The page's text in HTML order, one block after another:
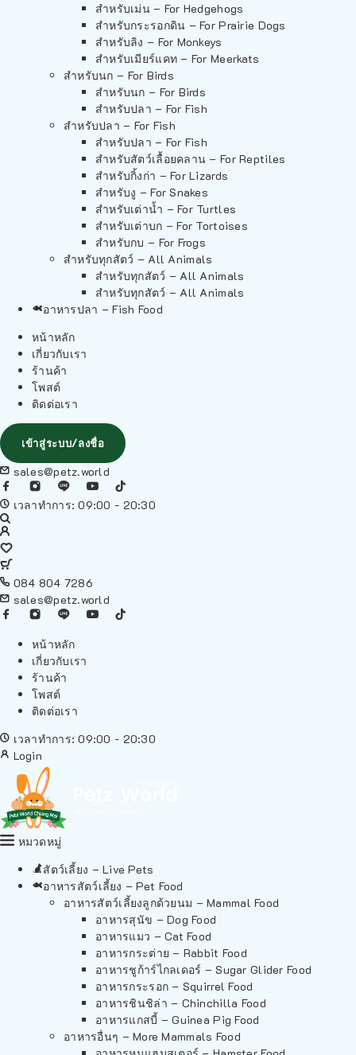
สำหรับเม่น – For Hedgehogs
สำหรับกระรอกดิน – For Prairie Dogs
สำหรับลิง – For Monkeys
สำหรับเมียร์แคท – For Meerkats
สำหรับนก – For Birds
สำหรับนก – For Birds
สำหรับปลา – For Fish
สำหรับปลา – For Fish
สำหรับปลา – For Fish
สำหรับสัตว์เลื้อยคลาน – For Reptiles
สำหรับกิ้งก่า – For Lizards
สำหรับงู – For Snakes
สำหรับเต่าน้ำ – For Turtles
สำหรับเต่าบก – For Tortoises
สำหรับกบ – For Frogs
สำหรับทุกสัตว์ – All Animals
สำหรับทุกสัตว์ – All Animals
สำหรับทุกสัตว์ – All Animals
อาหารปลา – Fish Food
หน้าหลัก
เกี่ยวกับเรา
ร้านค้า
โพสต์
ติดต่อเรา
เข้าสู่ระบบ/ลงชื่อ
sales@petz.world
เวลาทำการ: 09:00 - 20:30
084 804 7286
sales@petz.world
หน้าหลัก
เกี่ยวกับเรา
ร้านค้า
โพสต์
ติดต่อเรา
เวลาทำการ: 09:00 - 20:30
Login
หมวดหมู่
สัตว์เลี้ยง – Live Pets
อาหารสัตว์เลี้ยง – Pet Food
อาหารสัตว์เลี้ยงลูกด้วยนม – Mammal Food
อาหารสุนัข – Dog Food
อาหารแมว – Cat Food
อาหารกระต่าย – Rabbit Food
อาหารชูก้าร์ไกลเดอร์ – Sugar Glider Food
อาหารกระรอก – Squirrel Food
อาหารชินชิล่า – Chinchilla Food
อาหารแกสบี้ – Guinea Pig Food
อาหารอื่นๆ – More Mammals Food